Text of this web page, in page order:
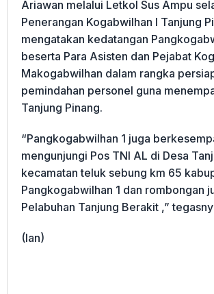
Ariawan melalui Letkol Sus Ampu
Penerangan Kogabwilhan I Tanjung
mengatakan kedatangan
beserta Para Asisten dan Pejabat
Makogabwilhan dalam rangka
pemindahan personel guna
Tanjung Pinang.
“Pangkogabwilhan 1 juga
mengunjungi Pos TNI AL di Desa
kecamatan teluk sebung km 65
Pangkogabwilhan 1 dan rombongan
Pelabuhan Tanjung Berakit ,”
(Ian)